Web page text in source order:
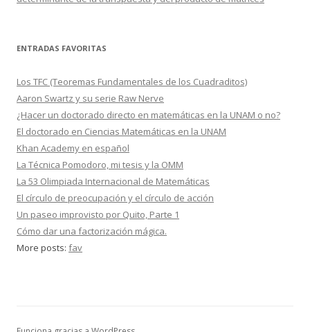
ENTRADAS FAVORITAS
Los TFC (Teoremas Fundamentales de los Cuadraditos)
Aaron Swartz y su serie Raw Nerve
¿Hacer un doctorado directo en matemáticas en la UNAM o no?
El doctorado en Ciencias Matemáticas en la UNAM
Khan Academy en español
La Técnica Pomodoro, mi tesis y la OMM
La 53 Olimpiada Internacional de Matemáticas
El círculo de preocupación y el círculo de acción
Un paseo improvisto por Quito, Parte 1
Cómo dar una factorización mágica.
More posts: fav